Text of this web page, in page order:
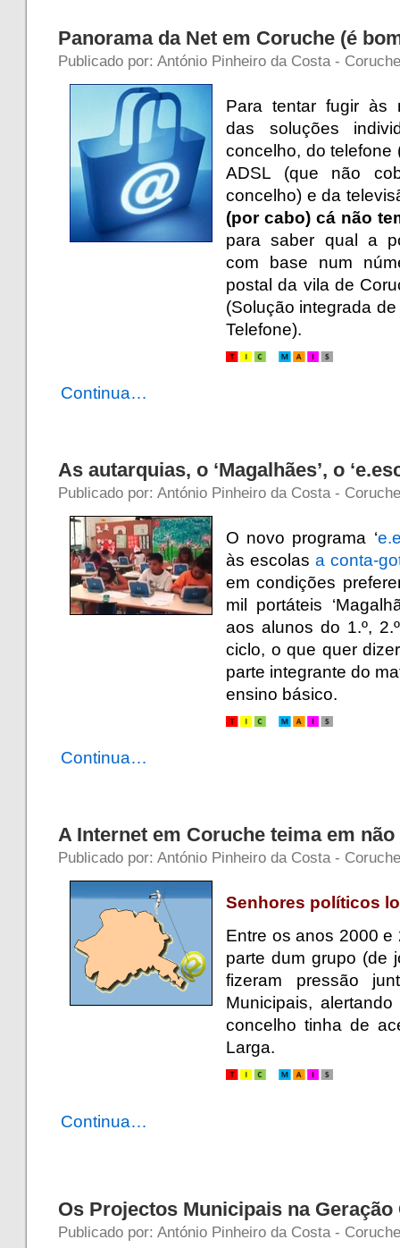
Panorama da Net em Coruche (é
Publicado por: António Pinheiro da Costa -
Para tentar fugir às
das soluções
concelho, do telefone
ADSL (que não
concelho) e da
(por cabo) cá não
para saber qual a
com base num
postal da vila de
(Solução integrada
Telefone).
Continua…
As autarquias, o ‘Magalhães’, o
Publicado por: António Pinheiro da Costa -
O novo programa ‘
às escolas a conta-
em condições
mil portáteis
aos alunos do 1.º,
ciclo, o que quer
parte integrante do
ensino básico.
Continua…
A Internet em Coruche teima em
Publicado por: António Pinheiro da Costa -
Senhores políticos
Entre os anos 2000
parte dum grupo (de
fizeram pressão
Municipais,
concelho tinha de
Larga.
Continua…
Os Projectos Municipais na Geração
Publicado por: António Pinheiro da Costa -